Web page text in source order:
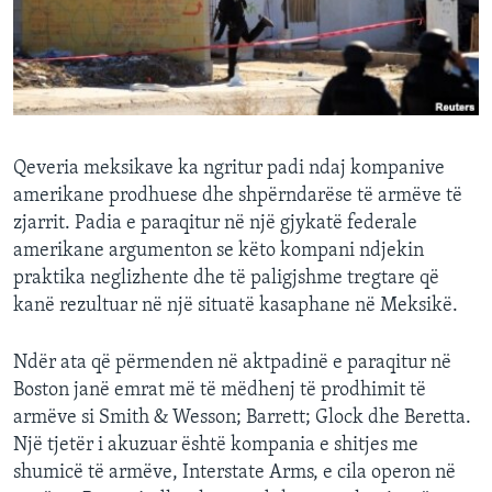
INTERVISTA
DITARI
Qeveria meksikave ka ngritur padi ndaj kompanive
amerikane prodhuese dhe shpërndarëse të armëve të
zjarrit. Padia e paraqitur në një gjykatë federale
amerikane argumenton se këto kompani ndjekin
praktika neglizhente dhe të paligjshme tregtare që
kanë rezultuar në një situatë kasaphane në Meksikë.
Ndër ata që përmenden në aktpadinë e paraqitur në
Boston janë emrat më të mëdhenj të prodhimit të
armëve si Smith & Wesson; Barrett; Glock dhe Beretta.
Një tjetër i akuzuar është kompania e shitjes me
shumicë të armëve, Interstate Arms, e cila operon në